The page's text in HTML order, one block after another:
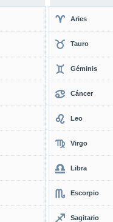
Aries
Tauro
Géminis
Cáncer
Leo
Virgo
Libra
Escorpio
Sagitario